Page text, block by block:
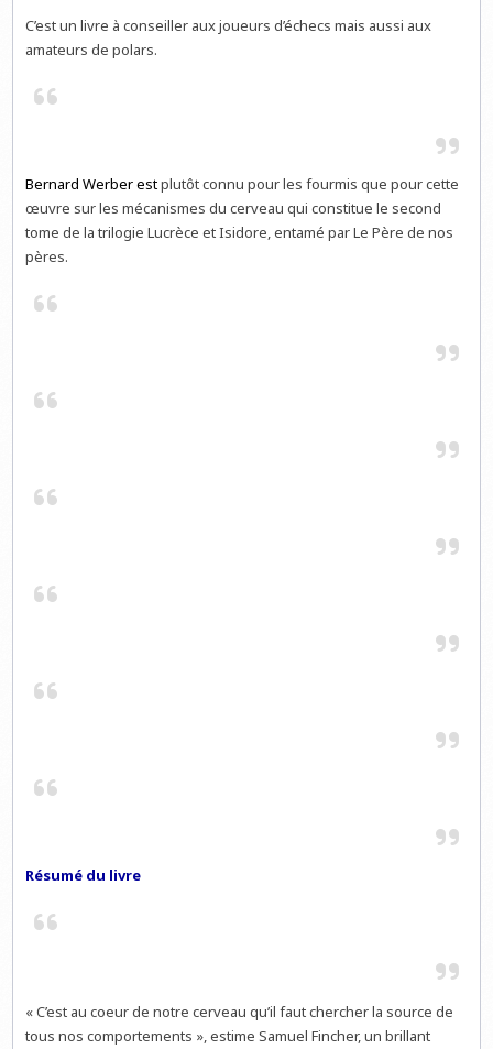
C’est un livre à conseiller aux joueurs d’échecs mais aussi aux
amateurs de polars.
Bernard Werberestplutôt connu pour les fourmis que pour cette
œuvre sur les mécanismes du cerveau qui constitue le second
tome de la trilogie Lucrèce et Isidore, entamé par Le Père de nos
pères.
Résumé du livre
« C’est au coeur de notre cerveau qu’il faut chercher la source de
tous nos comportements », estime Samuel Fincher, un brillant